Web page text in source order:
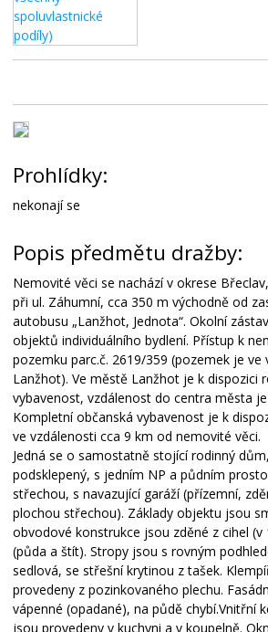
Prohlídky:
nekonají se
Popis předmětu dražby:
Nemovité věci se nachází v okrese
při ul. Záhumní, cca 350 m východně od
autobusu „Lanžhot, Jednota“. Okolní
objektů individuálního bydlení. Přístup k
pozemku parc.č. 2619/359 (pozemek je ve
Lanžhot). Ve městě Lanžhot je k dispozici
vybavenost, vzdálenost do centra města
Kompletní občanská vybavenost je k
ve vzdálenosti cca 9 km od nemovité věci.
Jedná se o samostatně stojící rodinný
podsklepený, s jedním NP a půdním
střechou, s navazující garáží (přízemní,
plochou střechou). Základy objektu jsou
obvodové konstrukce jsou zděné z cihel (v
(půda a štít). Stropy jsou s rovným
sedlová, se střešní krytinou z tašek.
provedeny z pozinkovaného plechu.
vápenné (opadané), na půdě chybí.Vnitřní
jsou provedeny v kuchyni a v koupelně.